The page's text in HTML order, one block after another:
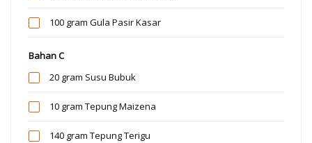
100 gram Gula Pasir Kasar
Bahan C
20 gram Susu Bubuk
10 gram Tepung Maizena
140 gram Tepung Terigu